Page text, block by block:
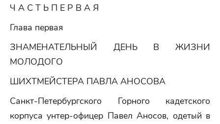
Ч А С Т Ь П Е Р В А Я
Глава первая
ЗНАМЕНАТЕЛЬНЫЙ ДЕНЬ В ЖИЗНИ
МОЛОДОГО
ШИХТМЕЙСТЕРА ПАВЛА АНОСОВА
Санкт-Петербургского Горного кадетского
корпуса унтер-офицер Павел Аносов, одетый в